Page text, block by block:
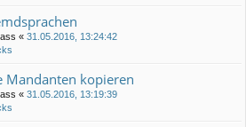
« 31.05.2016, 13:24:42
Mandanten kopieren
« 31.05.2016, 13:19:39